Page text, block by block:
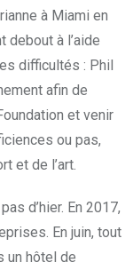
à Miami en
à l’aide
difficultés : Phil
afin de
et venir
ou pas,
et de l’art.
d’hier. En 2017,
En juin, tout
un hôtel de